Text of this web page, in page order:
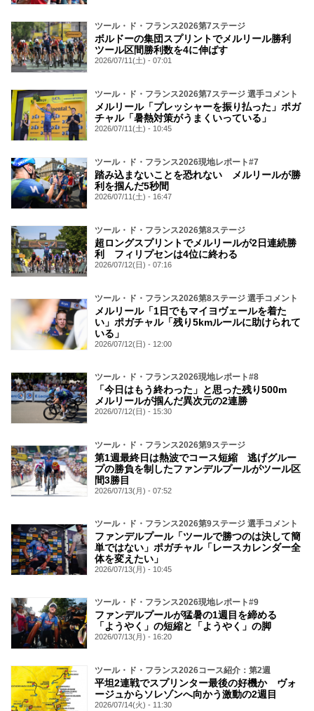
ツール・ド・フランス2026第7ステージ
ボルドーの集団スプリントでメルリール勝利
ツール区間勝利数を4に伸ばす
2026/07/11(土) - 07:01
ツール・ド・フランス2026第7ステージ 選手コメント
メルリール「プレッシャーを振り払った」ポガ
チャル「暑熱対策がうまくいっている」
2026/07/11(土) - 10:45
ツール・ド・フランス2026現地レポート#7
踏み込まないことを恐れない メルリールが勝
利を掴んだ5秒間
2026/07/11(土) - 16:47
ツール・ド・フランス2026第8ステージ
超ロングスプリントでメルリールが2日連続勝
利 フィリプセンは4位に終わる
2026/07/12(日) - 07:16
ツール・ド・フランス2026第8ステージ 選手コメント
メルリール「1日でもマイヨヴェールを着た
い」ポガチャル「残り5kmルールに助けられて
いる」
2026/07/12(日) - 12:00
ツール・ド・フランス2026現地レポート#8
「今日はもう終わった」と思った残り500m
メルリールが掴んだ異次元の2連勝
2026/07/12(日) - 15:30
ツール・ド・フランス2026第9ステージ
第1週最終日は熱波でコース短縮 逃げグルー
プの勝負を制したファンデルプールがツール区
間3勝目
2026/07/13(月) - 07:52
ツール・ド・フランス2026第9ステージ 選手コメント
ファンデルプール「ツールで勝つのは決して簡
単ではない」ポガチャル「レースカレンダー全
体を変えたい」
2026/07/13(月) - 10:45
ツール・ド・フランス2026現地レポート#9
ファンデルプールが猛暑の1週目を締める
「ようやく」の短縮と「ようやく」の脚
2026/07/13(月) - 16:20
ツール・ド・フランス2026コース紹介：第2週
平坦2連戦でスプリンター最後の好機か ヴォ
ージュからソレゾンへ向かう激動の2週目
2026/07/14(火) - 11:30